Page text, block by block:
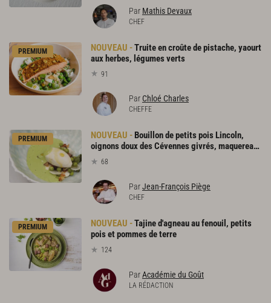
Par Mathis Devaux
CHEF
PREMIUM
Truite en croûte de pistache, yaourt
aux herbes, légumes verts
91
Par Chloé Charles
CHEFFE
PREMIUM
Bouillon de petits pois Lincoln,
oignons doux des Cévennes givrés, maquereau fumé
68
ParJean-François Piège
CHEF
PREMIUM
Tajine d'agneau au fenouil, petits
pois et pommes de terre
124
ParAcadémie du Goût
LA RÉDACTION